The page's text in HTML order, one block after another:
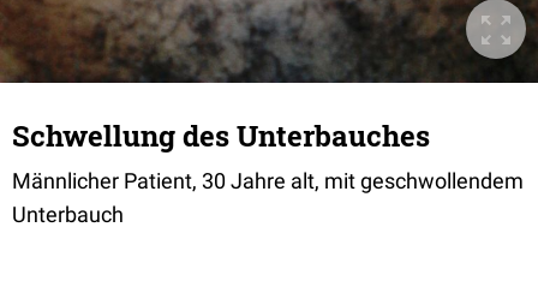
Schwellung des Unterbauches
Männlicher Patient, 30 Jahre alt, mit geschwollendem
Unterbauch